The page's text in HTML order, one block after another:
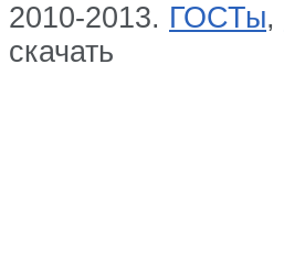
2010-2013. ГОСТы,
скачать